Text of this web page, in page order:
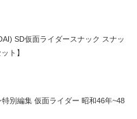
SD仮面ライダースナック スナッ
ト】
特別編集 仮面ライダー 昭和46年~48